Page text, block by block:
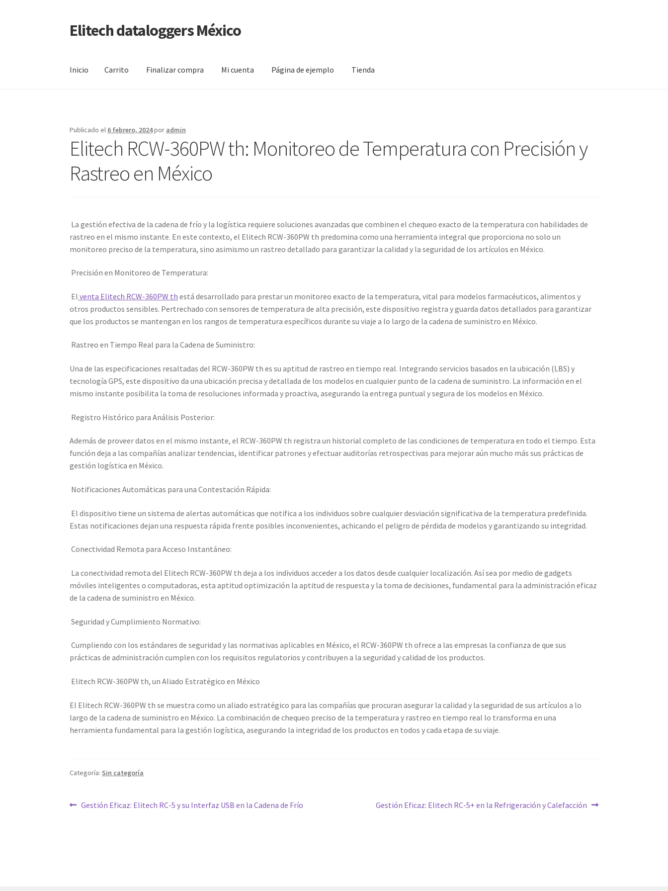
Saltar
a
Ir
al
Elitech dataloggers México
Inicio Carrito Finalizar compra Mi cuenta Página de ejemplo Tienda
Publicado el 6 febrero, 2024por admin
Elitech RCW-360PW th: Monitoreo de Temperatura con Precisión y
Rastreo en México
La gestión efectiva de la cadena de frío y la logística requiere soluciones avanzadas que combinen el chequeo exacto de la temperatura con habilidades de
rastreo en el mismo instante. En este contexto, el Elitech RCW-360PW th predomina como una herramienta integral que proporciona no solo un
monitoreo preciso de la temperatura, sino asimismo un rastreo detallado para garantizar la calidad y la seguridad de los artículos en México.
Precisión en Monitoreo de Temperatura:
El venta Elitech RCW-360PW th está desarrollado para prestar un monitoreo exacto de la temperatura, vital para modelos farmacéuticos, alimentos y
otros productos sensibles. Pertrechado con sensores de temperatura de alta precisión, este dispositivo registra y guarda datos detallados para garantizar
que los productos se mantengan en los rangos de temperatura específicos durante su viaje a lo largo de la cadena de suministro en México.
Rastreo en Tiempo Real para la Cadena de Suministro:
Una de las especificaciones resaltadas del RCW-360PW th es su aptitud de rastreo en tiempo real. Integrando servicios basados en la ubicación (LBS) y
tecnología GPS, este dispositivo da una ubicación precisa y detallada de los modelos en cualquier punto de la cadena de suministro. La información en el
mismo instante posibilita la toma de resoluciones informada y proactiva, asegurando la entrega puntual y segura de los modelos en México.
Registro Histórico para Análisis Posterior:
Además de proveer datos en el mismo instante, el RCW-360PW th registra un historial completo de las condiciones de temperatura en todo el tiempo. Esta
función deja a las compañías analizar tendencias, identificar patrones y efectuar auditorías retrospectivas para mejorar aún mucho más sus prácticas de
gestión logística en México.
Notificaciones Automáticas para una Contestación Rápida:
El dispositivo tiene un sistema de alertas automáticas que notifica a los individuos sobre cualquier desviación significativa de la temperatura predefinida.
Estas notificaciones dejan una respuesta rápida frente posibles inconvenientes, achicando el peligro de pérdida de modelos y garantizando su integridad.
Conectividad Remota para Acceso Instantáneo:
La conectividad remota del Elitech RCW-360PW th deja a los individuos acceder a los datos desde cualquier localización. Así sea por medio de gadgets
móviles inteligentes o computadoras, esta aptitud optimización la aptitud de respuesta y la toma de decisiones, fundamental para la administración eficaz
de la cadena de suministro en México.
Seguridad y Cumplimiento Normativo:
Cumpliendo con los estándares de seguridad y las normativas aplicables en México, el RCW-360PW th ofrece a las empresas la confianza de que sus
prácticas de administración cumplen con los requisitos regulatorios y contribuyen a la seguridad y calidad de los productos.
Elitech RCW-360PW th, un Aliado Estratégico en México
El Elitech RCW-360PW th se muestra como un aliado estratégico para las compañías que procuran asegurar la calidad y la seguridad de sus artículos a lo
largo de la cadena de suministro en México. La combinación de chequeo preciso de la temperatura y rastreo en tiempo real lo transforma en una
herramienta fundamental para la gestión logística, asegurando la integridad de los productos en todos y cada etapa de su viaje.
Categoría: Sin categoría
Navegación
Entrada
Gestión Eficaz: Elitech RC-5 y su Interfaz USB en la Cadena de Frío
Siguiente
Gestión Eficaz: Elitech RC-5+ en la Refrigeración y Calefacción